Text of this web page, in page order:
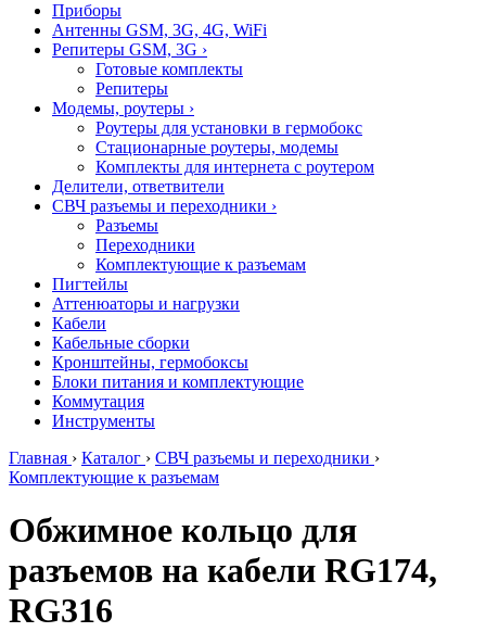
Приборы
Антенны GSM, 3G, 4G, WiFi
Репитеры GSM, 3G ›
Готовые комплекты
Репитеры
Модемы, роутеры ›
Роутеры для установки в гермобокс
Стационарные роутеры, модемы
Комплекты для интернета с роутером
Делители, ответвители
СВЧ разъемы и переходники ›
Разъемы
Переходники
Комплектующие к разъемам
Пигтейлы
Аттенюаторы и нагрузки
Кабели
Кабельные сборки
Кронштейны, гермобоксы
Блоки питания и комплектующие
Коммутация
Инструменты
Главная › Каталог › СВЧ разъемы и переходники ›
Комплектующие к разъемам
Обжимное кольцо для
разъемов на кабели RG174,
RG316